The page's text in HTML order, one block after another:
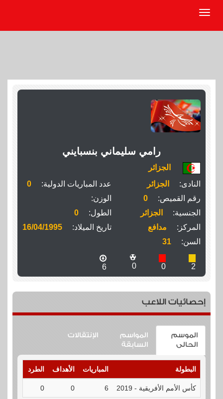
رامي سليماني بنسبايني
الجزائر
النادى:
الجزائر عدد المباريات الدولية:
0
رقم القميص:
0
الوزن:
الجنسية:
الجزائر الطول:
0
المركز:
مدافع تاريخ الميلاد:
16/04/1995
السن:
31
2
0
0
6
إحصائيات اللاعب
الموسم
الحالى
المواسم
السابقة
الإنتقالات
البطولة المباريات الأهداف الطرد
كأس الأمم الأفريقية - 2019 6
0
0